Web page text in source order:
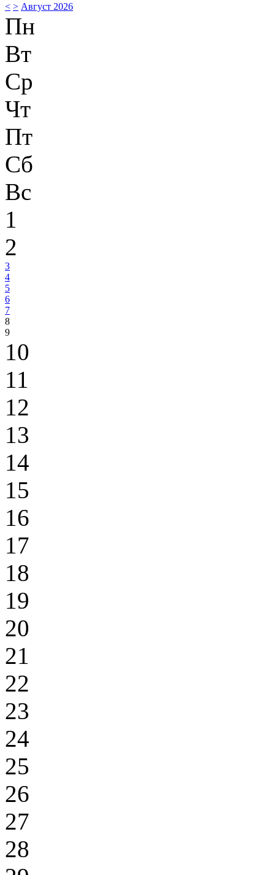
< > Август 2026
Пн
Вт
Ср
Чт
Пт
Сб
Вс
1
2
3
4
5
6
7
8
9
10
11
12
13
14
15
16
17
18
19
20
21
22
23
24
25
26
27
28